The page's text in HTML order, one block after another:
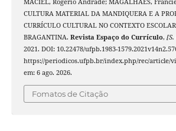
MACIEL, Rogerio Andrade; MAGALHÃES,
CULTURA MATERIAL DA MANDIQUERA E A
CURRÍCULO CULTURAL NO CONTEXTO
BRAGANTINA. Revista Espaço do Currículo,
2021. DOI: 10.22478/ufpb.1983-
https://periodicos.ufpb.br/index.php/rec/article/
em: 6 ago. 2026.
Fomatos de Citação